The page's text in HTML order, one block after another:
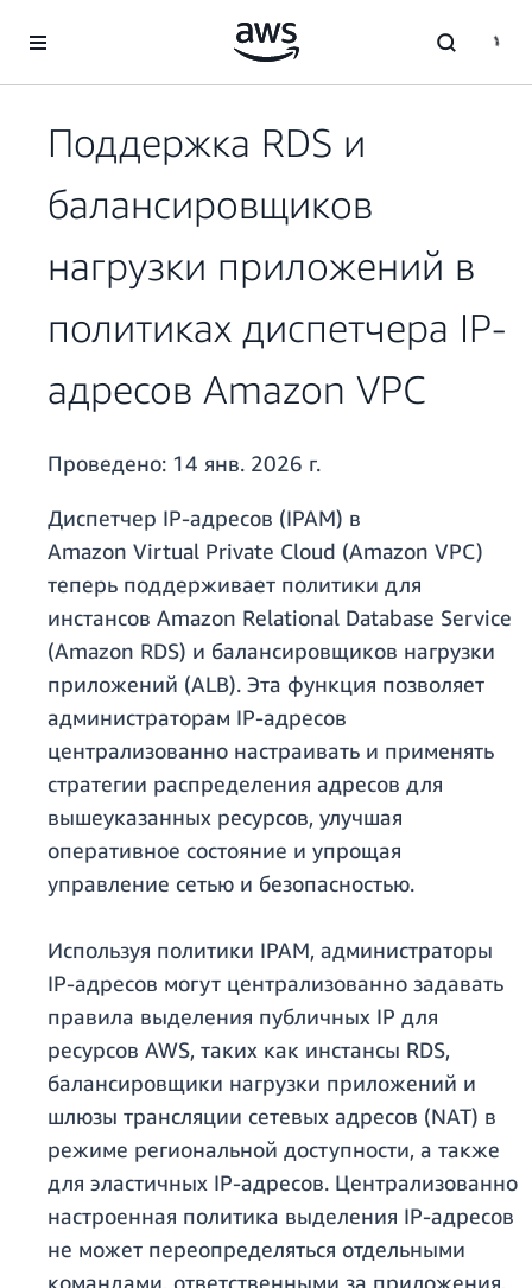
Перейти к главному контенту
Поддержка RDS и
балансировщиков
нагрузки приложений в
политиках диспетчера IP-
адресов Amazon VPC
Проведено: 14 янв. 2026 г.
Диспетчер IP-адресов (IPAM) в
Amazon Virtual Private Cloud (Amazon VPC)
теперь поддерживает политики для
инстансов Amazon Relational Database Service
(Amazon RDS) и балансировщиков нагрузки
приложений (ALB). Эта функция позволяет
администраторам IP-адресов
централизованно настраивать и применять
стратегии распределения адресов для
вышеуказанных ресурсов, улучшая
оперативное состояние и упрощая
управление сетью и безопасностью.
Используя политики IPAM, администраторы
IP-адресов могут централизованно задавать
правила выделения публичных IP для
ресурсов AWS, таких как инстансы RDS,
балансировщики нагрузки приложений и
шлюзы трансляции сетевых адресов (NAT) в
режиме региональной доступности, а также
для эластичных IP-адресов. Централизованно
настроенная политика выделения IP-адресов
не может переопределяться отдельными
командами, ответственными за приложения,